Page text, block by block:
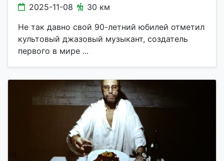
2025-11-08
30 км
Не так давно свой 90-летний юбилей отметил
культовый джазовый музыкант, создатель
первого в мире ...